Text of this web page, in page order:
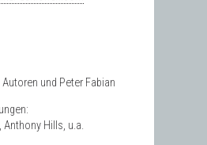
und Peter Fabian
Anthony Hills, u.a.